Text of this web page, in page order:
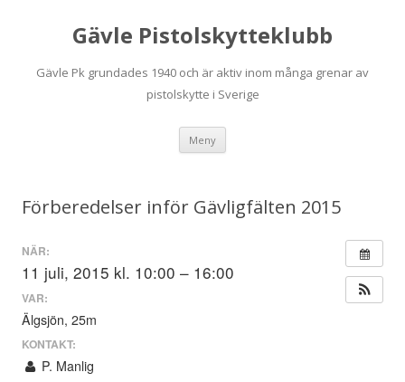
Gävle Pistolskytteklubb
Gävle Pk grundades 1940 och är aktiv inom många grenar av
pistolskytte i Sverige
Meny
Förberedelser inför Gävligfälten 2015
NÄR:
11 juli, 2015 kl. 10:00 – 16:00
VAR:
Älgsjön, 25m
KONTAKT:
P. Manlig